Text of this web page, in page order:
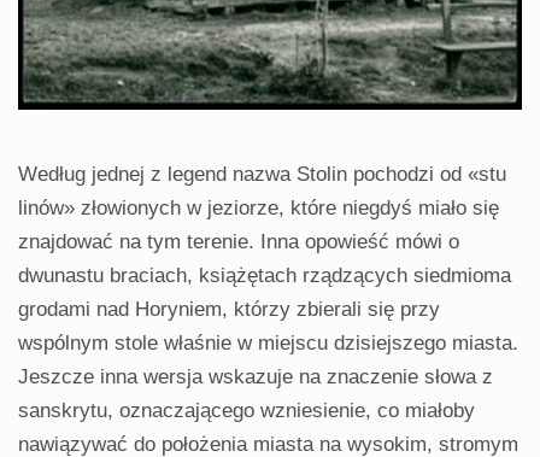
Według jednej z legend nazwa Stolin pochodzi od «stu
linów» złowionych w jeziorze, które niegdyś miało się
znajdować na tym terenie. Inna opowieść mówi o
dwunastu braciach, książętach rządzących siedmioma
grodami nad Horyniem, którzy zbierali się przy
wspólnym stole właśnie w miejscu dzisiejszego miasta.
Jeszcze inna wersja wskazuje na znaczenie słowa z
sanskrytu, oznaczającego wzniesienie, co miałoby
nawiązywać do położenia miasta na wysokim, stromym